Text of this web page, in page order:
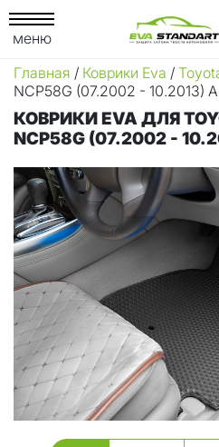
меню
Главная / Коврики Eva /
NCP58G (07.2002 - 10.2013)
КОВРИКИ EVA ДЛЯ
NCP58G (07.2002 -